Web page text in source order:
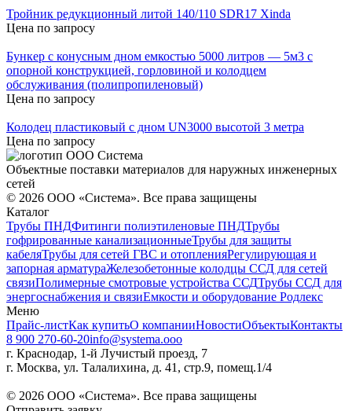
Тройник редукционный литой 140/110 SDR17 Xinda
Цена по запросу
Бункер с конусным дном емкостью 5000 литров — 5м3 с
опорной конструкцией, горловиной и колодцем
обслуживания (полипропиленовый)
Цена по запросу
Колодец пластиковый с дном UN3000 высотой 3 метра
Цена по запросу
Объектные поставки материалов для наружных инженерных
сетей
© 2026 ООО «Система». Все права защищены
Каталог
Трубы ПНДФитинги полиэтиленовые ПНДТрубы
гофрированные канализационныеТрубы для защиты
кабеляТрубы для сетей ГВС и отопленияРегулирующая и
запорная арматураЖелезобетонные колодцы ССД для сетей
связиПолимерные смотровые устройства ССДТрубы ССД для
энергоснабжения и связиЕмкости и оборудование Родлекс
Меню
Прайс-листКак купитьО компанииНовостиОбъектыКонтакты
8 900 270-60-20info@systema.ooo
г. Краснодар, 1-й Лучистый проезд, 7
г. Москва, ул. Талалихина, д. 41, стр.9, помещ.1/4
© 2026 ООО «Система». Все права защищены